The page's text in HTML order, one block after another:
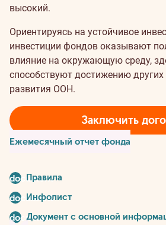
высокий.
Ориентируясь на устойчивое
инвестиции фондов оказывают
влияние на окружающую среду,
способствуют достижению других
развития ООН.
Заключить
Ежемесячный отчет фонда
document
Правила
document
Инфолист
document
Документ с основной